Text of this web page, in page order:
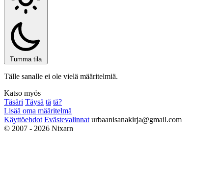
Tumma tila
Tälle sanalle ei ole vielä määritelmiä.
Katso myös
Täsäri Täysä tä tä?
Lisää oma määritelmä
Käyttöehdot Evästevalinnat urbaanisanakirja@gmail.com
© 2007 - 2026 Nixarn